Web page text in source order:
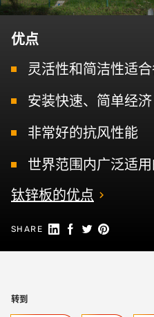
优点
灵活性和简洁性适
安装快速、简单经济
非常好的抗风性能
世界范围内广泛适
钛锌板的优点
SHARE Share on Linkedin
Share on
Share on
Share on
转到